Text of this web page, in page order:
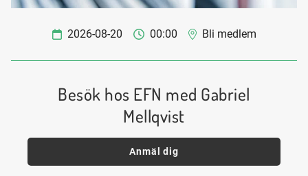
2026-08-20 00:00 Bli medlem
Besök hos EFN med Gabriel
Mellqvist
Anmäl dig